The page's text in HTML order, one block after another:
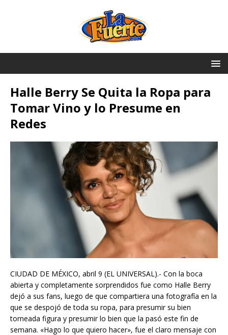
Halle Berry Se Quita la Ropa para
Tomar Vino y lo Presume en
Redes
CIUDAD DE MÉXICO, abril 9 (EL UNIVERSAL).- Con la boca
abierta y completamente sorprendidos fue como Halle Berry
dejó a sus fans, luego de que compartiera una fotografía en la
que se despojó de toda su ropa, para presumir su bien
torneada figura y presumir lo bien que la pasó este fin de
semana. «Hago lo que quiero hacer», fue el claro mensaje con